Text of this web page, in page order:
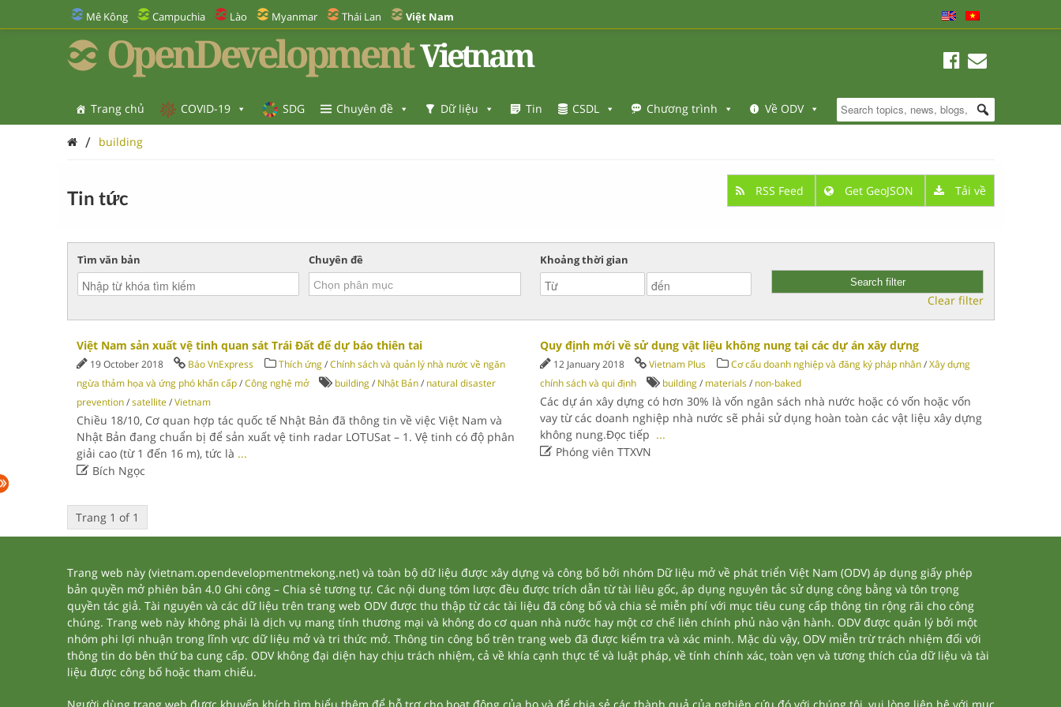
Mê Kông Campuchia Lào Myanmar Thái Lan Việt Nam
OpenDevelopment Vietnam
Trang chủ COVID-19 SDG Chuyên đề Dữ liệu Tin CSDL Chương trình Về ODV
/ building
Tin tức RSS Feed Get GeoJSON Tải về
Tìm văn bản Chuyên đề Khoảng thời gian
Clear filter
Việt Nam sản xuất vệ tinh quan sát Trái Đất để dự báo thiên tai
19 October 2018 Báo VnExpress Thích ứng/Chính sách và quản lý nhà nước về ngăn
ngừa thảm họa và ứng phó khẩn cấp/Công nghệ mở building/ Nhật Bản/ natural disaster
prevention/satellite/Vietnam
Chiều 18/10, Cơ quan hợp tác quốc tế Nhật Bản đã thông tin về việc Việt Nam và
Nhật Bản đang chuẩn bị để sản xuất vệ tinh radar LOTUSat – 1. Vệ tinh có độ phân
giải cao (từ 1 đến 16 m), tức là ...
Bích Ngọc
Quy định mới về sử dụng vật liệu không nung tại các dự án xây dựng
12 January 2018 Vietnam Plus Cơ cấu doanh nghiệp và đăng ký pháp nhân/Xây dựng
chính sách và qui định
building/ materials/ non-baked
Các dự án xây dựng có hơn 30% là vốn ngân sách nhà nước hoặc có vốn hoặc vốn
vay từ các doanh nghiệp nhà nước sẽ phải sử dụng hoàn toàn các vật liệu xây dựng
không nung.Đọc tiếp ...
 Phóng viên TTXVN
Trang 1 of 1
Trang web này (vietnam.opendevelopmentmekong.net) và toàn bộ dữ liệu được xây dựng và công bố bởi nhóm Dữ liệu mở về phát triển Việt Nam (ODV) áp dụng giấy phép
bản quyền mở phiên bản 4.0 Ghi công – Chia sẻ tương tự. Các nội dung tóm lược đều được trích dẫn từ tài liêu gốc, áp dụng nguyên tắc sử dụng công bằng và tôn trọng
quyền tác giả. Tài nguyên và các dữ liệu trên trang web ODV được thu thập từ các tài liệu đã công bố và chia sẻ miễn phí với mục tiêu cung cấp thông tin rộng rãi cho công
chúng. Trang web này không phải là dịch vụ mang tính thương mại và không do cơ quan nhà nước hay một cơ chế liên chính phủ nào vận hành. ODV được quản lý bởi một
nhóm phi lợi nhuận trong lĩnh vực dữ liệu mở và tri thức mở. Thông tin công bố trên trang web đã được kiểm tra và xác minh. Mặc dù vậy, ODV miễn trừ trách nhiệm đối với
thông tin do bên thứ ba cung cấp. ODV không đại diện hay chịu trách nhiệm, cả về khía cạnh thực tế và luật pháp, về tính chính xác, toàn vẹn và tương thích của dữ liệu và tài
liệu được công bố hoặc tham chiếu.